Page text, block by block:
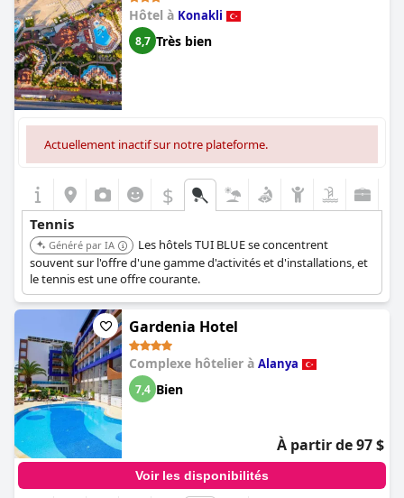
Hôtel à Konakli
8,7 Très bien
Actuellement inactif sur notre plateforme.
$
Tennis
Généré par IA
Les hôtels TUI BLUE se concentrent
souvent sur l'offre d'une gamme d'activités et d'installations, et
le tennis est une offre courante.
Gardenia Hotel
Complexe hôtelier à Alanya
7,4 Bien
À partir de 97 $
Voir les disponibilités